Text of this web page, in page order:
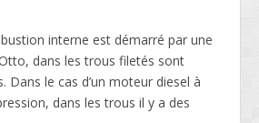
interne est démarré par une
dans les trous filetés sont
Dans le cas d’un moteur diesel à
dans les trous il y a des